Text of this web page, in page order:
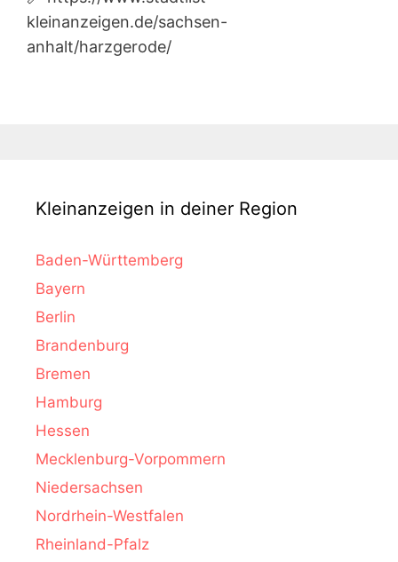
kleinanzeigen.de/sachsen-
anhalt/harzgerode/
Kleinanzeigen in deiner Region
Baden-Württemberg
Bayern
Berlin
Brandenburg
Bremen
Hamburg
Hessen
Mecklenburg-Vorpommern
Niedersachsen
Nordrhein-Westfalen
Rheinland-Pfalz